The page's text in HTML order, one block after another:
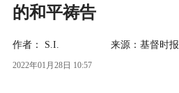
的和平祷告
作者： S.I. 来源：基督时报
2022年01月28日 10:57